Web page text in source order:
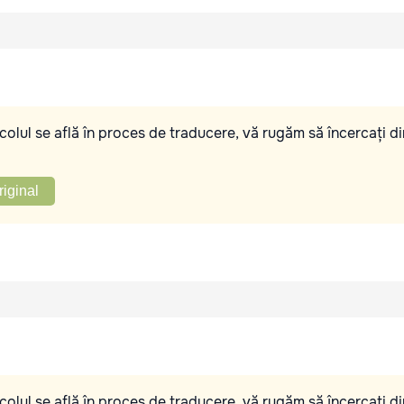
se află în proces de traducere, vă rugăm să încercați